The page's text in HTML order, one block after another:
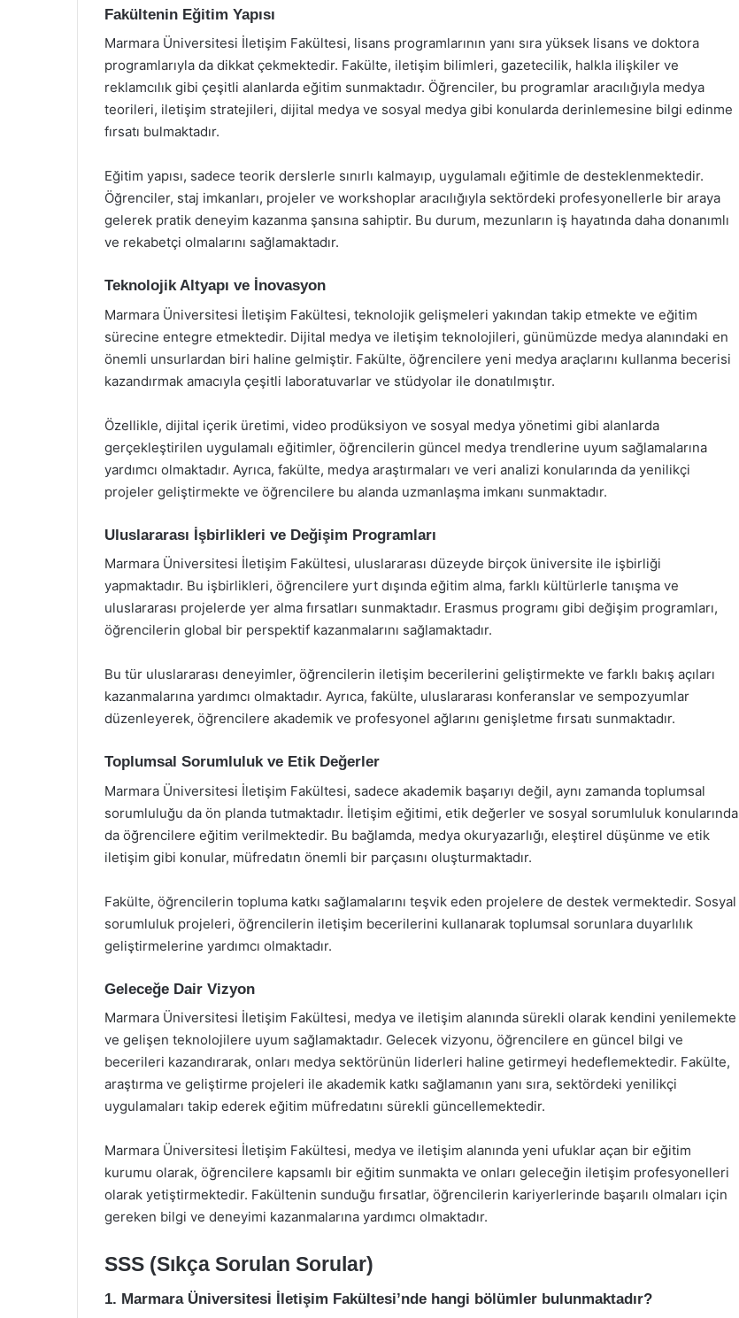
Fakültenin Eğitim Yapısı
Marmara Üniversitesi İletişim Fakültesi, lisans programlarının yanı sıra yüksek lisans ve doktora
programlarıyla da dikkat çekmektedir. Fakülte, iletişim bilimleri, gazetecilik, halkla ilişkiler ve
reklamcılık gibi çeşitli alanlarda eğitim sunmaktadır. Öğrenciler, bu programlar aracılığıyla medya
teorileri, iletişim stratejileri, dijital medya ve sosyal medya gibi konularda derinlemesine bilgi edinme
fırsatı bulmaktadır.
Eğitim yapısı, sadece teorik derslerle sınırlı kalmayıp, uygulamalı eğitimle de desteklenmektedir.
Öğrenciler, staj imkanları, projeler ve workshoplar aracılığıyla sektördeki profesyonellerle bir araya
gelerek pratik deneyim kazanma şansına sahiptir. Bu durum, mezunların iş hayatında daha donanımlı
ve rekabetçi olmalarını sağlamaktadır.
Teknolojik Altyapı ve İnovasyon
Marmara Üniversitesi İletişim Fakültesi, teknolojik gelişmeleri yakından takip etmekte ve eğitim
sürecine entegre etmektedir. Dijital medya ve iletişim teknolojileri, günümüzde medya alanındaki en
önemli unsurlardan biri haline gelmiştir. Fakülte, öğrencilere yeni medya araçlarını kullanma becerisi
kazandırmak amacıyla çeşitli laboratuvarlar ve stüdyolar ile donatılmıştır.
Özellikle, dijital içerik üretimi, video prodüksiyon ve sosyal medya yönetimi gibi alanlarda
gerçekleştirilen uygulamalı eğitimler, öğrencilerin güncel medya trendlerine uyum sağlamalarına
yardımcı olmaktadır. Ayrıca, fakülte, medya araştırmaları ve veri analizi konularında da yenilikçi
projeler geliştirmekte ve öğrencilere bu alanda uzmanlaşma imkanı sunmaktadır.
Uluslararası İşbirlikleri ve Değişim Programları
Marmara Üniversitesi İletişim Fakültesi, uluslararası düzeyde birçok üniversite ile işbirliği
yapmaktadır. Bu işbirlikleri, öğrencilere yurt dışında eğitim alma, farklı kültürlerle tanışma ve
uluslararası projelerde yer alma fırsatları sunmaktadır. Erasmus programı gibi değişim programları,
öğrencilerin global bir perspektif kazanmalarını sağlamaktadır.
Bu tür uluslararası deneyimler, öğrencilerin iletişim becerilerini geliştirmekte ve farklı bakış açıları
kazanmalarına yardımcı olmaktadır. Ayrıca, fakülte, uluslararası konferanslar ve sempozyumlar
düzenleyerek, öğrencilere akademik ve profesyonel ağlarını genişletme fırsatı sunmaktadır.
Toplumsal Sorumluluk ve Etik Değerler
Marmara Üniversitesi İletişim Fakültesi, sadece akademik başarıyı değil, aynı zamanda toplumsal
sorumluluğu da ön planda tutmaktadır. İletişim eğitimi, etik değerler ve sosyal sorumluluk konularında
da öğrencilere eğitim verilmektedir. Bu bağlamda, medya okuryazarlığı, eleştirel düşünme ve etik
iletişim gibi konular, müfredatın önemli bir parçasını oluşturmaktadır.
Fakülte, öğrencilerin topluma katkı sağlamalarını teşvik eden projelere de destek vermektedir. Sosyal
sorumluluk projeleri, öğrencilerin iletişim becerilerini kullanarak toplumsal sorunlara duyarlılık
geliştirmelerine yardımcı olmaktadır.
Geleceğe Dair Vizyon
Marmara Üniversitesi İletişim Fakültesi, medya ve iletişim alanında sürekli olarak kendini yenilemekte
ve gelişen teknolojilere uyum sağlamaktadır. Gelecek vizyonu, öğrencilere en güncel bilgi ve
becerileri kazandırarak, onları medya sektörünün liderleri haline getirmeyi hedeflemektedir. Fakülte,
araştırma ve geliştirme projeleri ile akademik katkı sağlamanın yanı sıra, sektördeki yenilikçi
uygulamaları takip ederek eğitim müfredatını sürekli güncellemektedir.
Marmara Üniversitesi İletişim Fakültesi, medya ve iletişim alanında yeni ufuklar açan bir eğitim
kurumu olarak, öğrencilere kapsamlı bir eğitim sunmakta ve onları geleceğin iletişim profesyonelleri
olarak yetiştirmektedir. Fakültenin sunduğu fırsatlar, öğrencilerin kariyerlerinde başarılı olmaları için
gereken bilgi ve deneyimi kazanmalarına yardımcı olmaktadır.
SSS (Sıkça Sorulan Sorular)
1. Marmara Üniversitesi İletişim Fakültesi’nde hangi bölümler bulunmaktadır?